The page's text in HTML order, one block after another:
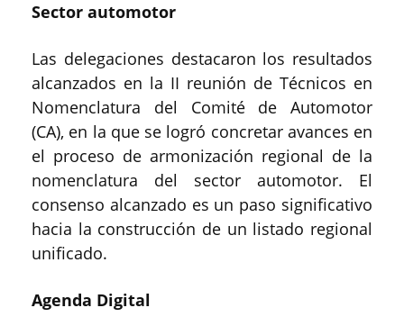
Sector automotor
Las delegaciones destacaron los resultados
alcanzados en la II reunión de Técnicos en
Nomenclatura del Comité de Automotor
(CA), en la que se logró concretar avances en
el proceso de armonización regional de la
nomenclatura del sector automotor. El
consenso alcanzado es un paso significativo
hacia la construcción de un listado regional
unificado.
Agenda Digital